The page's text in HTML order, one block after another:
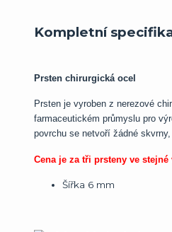
Kompletní
Prsten chirurgická ocel
Prsten je vyroben z nerezové
farmaceutickém průmyslu pro
povrchu se netvoří žádné
Cena je za tři prsteny ve
Šířka 6 mm